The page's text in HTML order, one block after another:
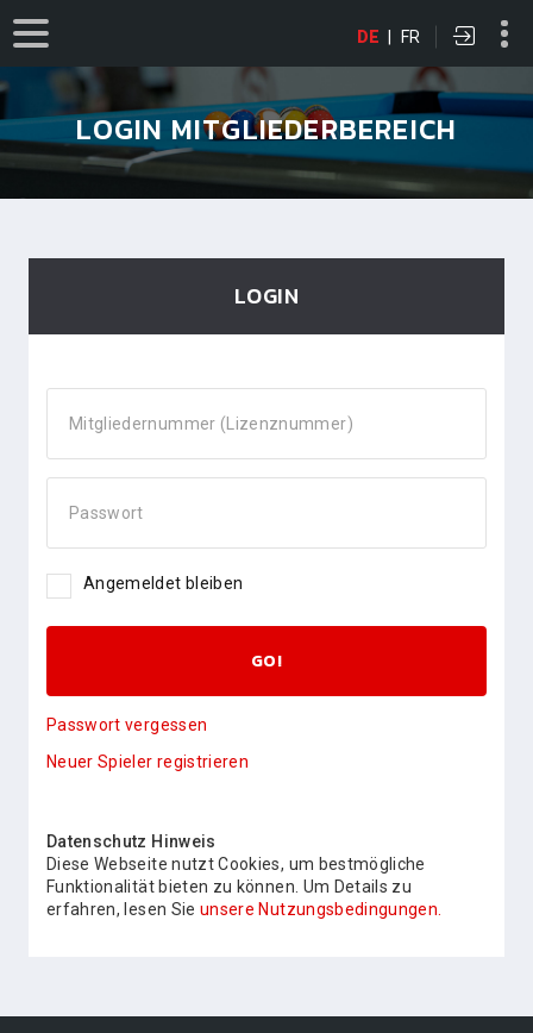
DE | FR
LOGIN MITGLIEDERBEREICH
LOGIN
Mitgliedernummer (Lizenznummer)
Passwort
Angemeldet bleiben
GO!
Passwort vergessen
Neuer Spieler registrieren
Datenschutz Hinweis
Diese Webseite nutzt Cookies, um bestmögliche
Funktionalität bieten zu können. Um Details zu
erfahren, lesen Sie unsere Nutzungsbedingungen.